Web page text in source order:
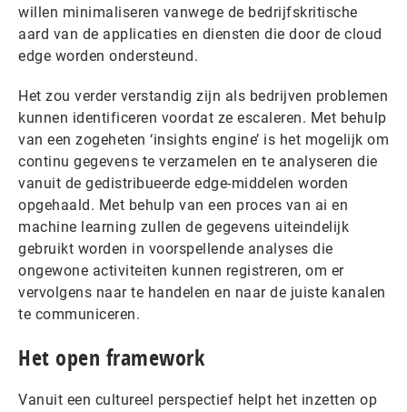
willen minimaliseren vanwege de bedrijfskritische
aard van de applicaties en diensten die door de cloud
edge worden ondersteund.
Het zou verder verstandig zijn als bedrijven problemen
kunnen identificeren voordat ze escaleren. Met behulp
van een zogeheten ‘insights engine’ is het mogelijk om
continu gegevens te verzamelen en te analyseren die
vanuit de gedistribueerde edge-middelen worden
opgehaald. Met behulp van een proces van ai en
machine learning zullen de gegevens uiteindelijk
gebruikt worden in voorspellende analyses die
ongewone activiteiten kunnen registreren, om er
vervolgens naar te handelen en naar de juiste kanalen
te communiceren.
Het open framework
Vanuit een cultureel perspectief helpt het inzetten op